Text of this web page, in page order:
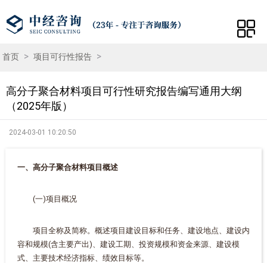
首页 > 项目可行性报告 >
高分子聚合材料项目可行性研究报告编写通用大纲
（2025年版）
2024-03-01 10:20:50
一、高分子聚合材料项目概述
(一)项目概况
项目全称及简称。概述项目建设目标和任务、建设地点、建设内
容和规模(含主要产出)、建设工期、投资规模和资金来源、建设模
式、主要技术经济指标、绩效目标等。